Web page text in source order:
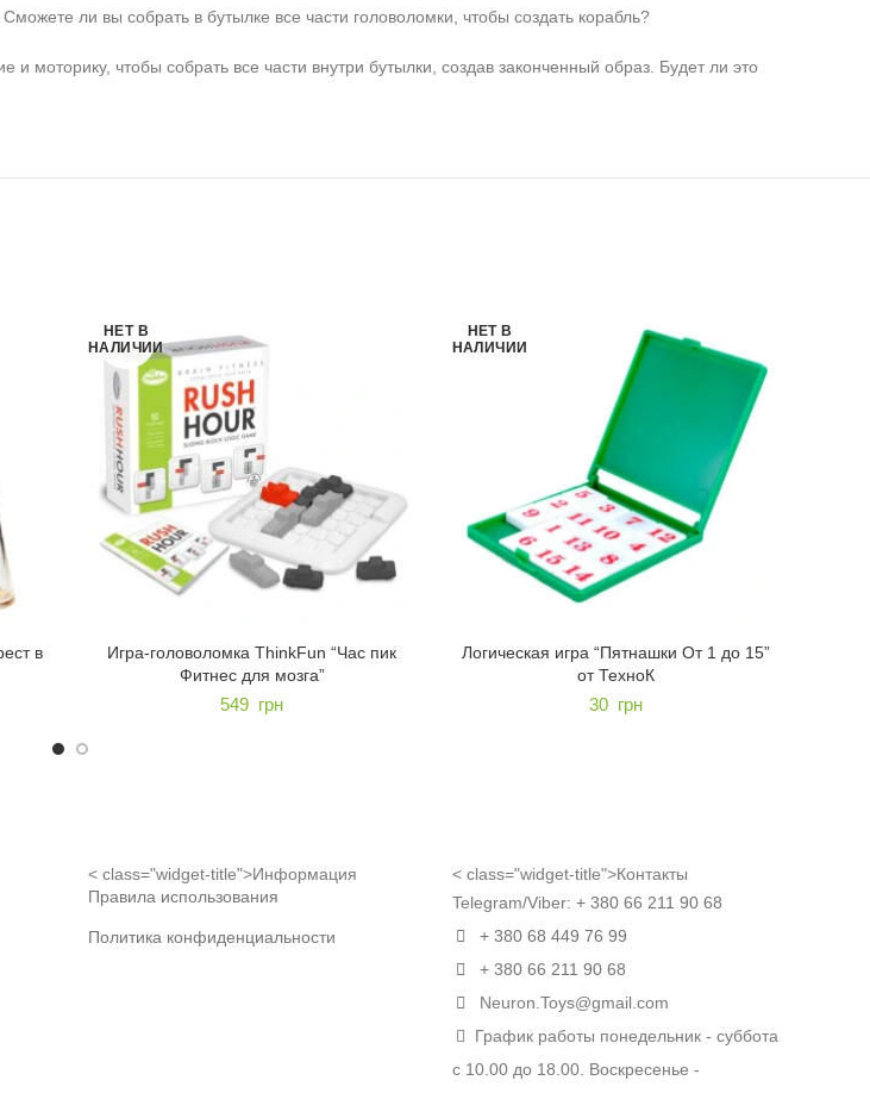
ли вы собрать в бутылке все части головоломки, чтобы создать корабль?
моторику, чтобы собрать все части внутри бутылки, создав законченный образ. Будет ли это
в
НЕТ В
НАЛИЧИИ
Игра-головоломка ThinkFun “Час пик
Фитнес для мозга”
549 грн
НЕТ В
НАЛИЧИИ
Логическая игра “Пятнашки От 1 до 15”
от ТехноК
30 грн
< class="widget-title">Информация
Правила использования
Политика конфиденциальности
< class="widget-title">Контакты
Telegram/Viber: + 380 66 211 90 68
+ 380 68 449 76 99
+ 380 66 211 90 68
Neuron.Toys@gmail.com
График работы понедельник - суббота
с 10.00 до 18.00. Воскресенье -